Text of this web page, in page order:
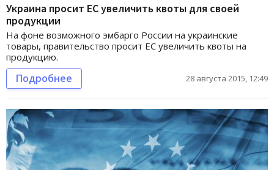
Украина просит ЕС увеличить квоты для своей
продукции
На фоне возможного эмбарго России на украинские
товары, правительство просит ЕС увеличить квоты на
продукцию.
Подробнее 28 августа 2015, 12:49